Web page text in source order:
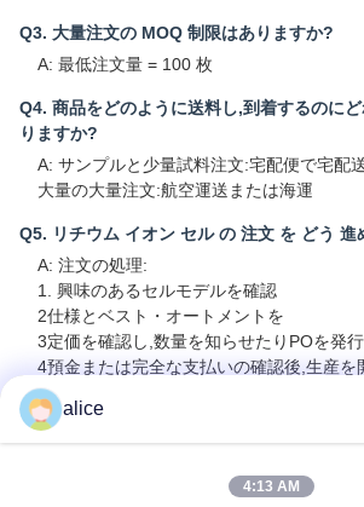
Q3. 大量注文の MOQ 制限はありますか?
A: 最低注文量 = 100 枚
Q4. 商品をどのように送料し,到着するのに
りますか?
A: サンプルと少量試料注文:宅配便で宅配
大量の大量注文:航空運送または海運
Q5. リチウム イオン セル の 注文 を どう 進
A: 注文の処理:
1. 興味のあるセルモデルを確認
2仕様とベスト・オートメントを
3定価を確認し,数量を知らせたりPOを発
4預金または完全な支払いの確認後,生産を
Q6. リチウムイオン電池製品に私のロゴを
A: はい,OEMサービスは歓迎されます.
Q7:製品に対する保証はありますか?
alice
4:13 AM